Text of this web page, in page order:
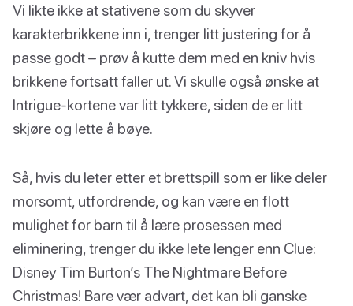
Vi likte ikke at stativene som du skyver
karakterbrikkene inn i, trenger litt justering for å
passe godt – prøv å kutte dem med en kniv hvis
brikkene fortsatt faller ut. Vi skulle også ønske at
Intrigue-kortene var litt tykkere, siden de er litt
skjøre og lette å bøye.
Så, hvis du leter etter et brettspill som er like deler
morsomt, utfordrende, og kan være en flott
mulighet for barn til å lære prosessen med
eliminering, trenger du ikke lete lenger enn Clue:
Disney Tim Burton’s The Nightmare Before
Christmas! Bare vær advart, det kan bli ganske